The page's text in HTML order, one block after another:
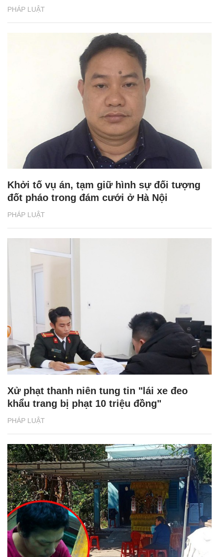
PHÁP LUẬT
PHÁP LUẬT
Khởi tố vụ án, tạm giữ hình sự đối tượng
đốt pháo trong đám cưới ở Hà Nội
PHÁP LUẬT
Xử phạt thanh niên tung tin "lái xe đeo
khẩu trang bị phạt 10 triệu đồng"